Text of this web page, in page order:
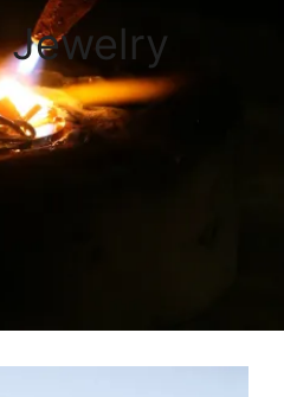
Jewelry